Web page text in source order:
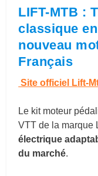
LIFT-MTB :
classique
nouveau
Français
Site officiel Lift-
Le kit moteur
VTT de la marque
électrique
du marché.